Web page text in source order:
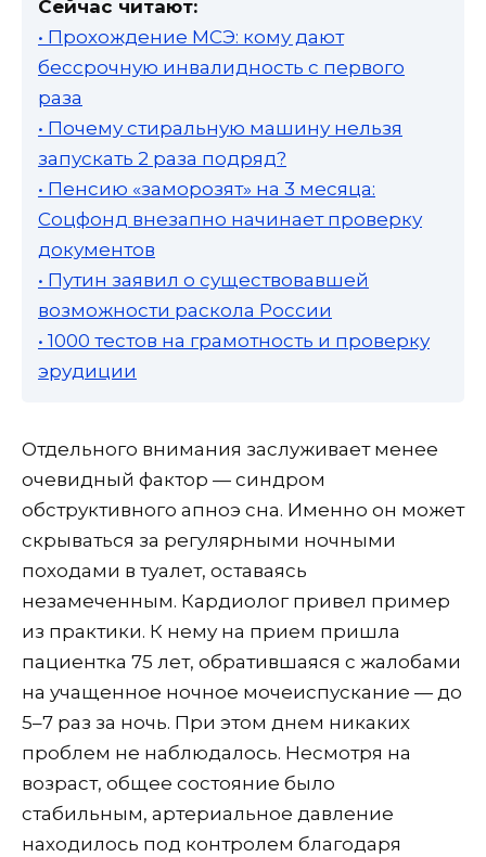
Сейчас читают:
• Прохождение МСЭ: кому дают
бессрочную инвалидность с первого
раза
• Почему стиральную машину нельзя
запускать 2 раза подряд?
• Пенсию «заморозят» на 3 месяца:
Соцфонд внезапно начинает проверку
документов
• Путин заявил о существовавшей
возможности раскола России
• 1000 тестов на грамотность и проверку
эрудиции
Отдельного внимания заслуживает менее
очевидный фактор — синдром
обструктивного апноэ сна. Именно он может
скрываться за регулярными ночными
походами в туалет, оставаясь
незамеченным. Кардиолог привел пример
из практики. К нему на прием пришла
пациентка 75 лет, обратившаяся с жалобами
на учащенное ночное мочеиспускание — до
5–7 раз за ночь. При этом днем никаких
проблем не наблюдалось. Несмотря на
возраст, общее состояние было
стабильным, артериальное давление
находилось под контролем благодаря